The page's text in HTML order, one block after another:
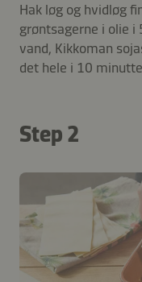
Hak løg og hvidløg
grøntsagerne i olie
vand, Kikkoman
det hele i 10
Step 2